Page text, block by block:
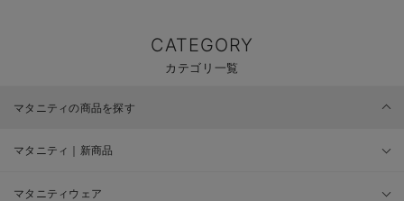
CATEGORY
カテゴリ一覧
マタニティの商品を探す
マタニティ｜新商品
マタニティウェア